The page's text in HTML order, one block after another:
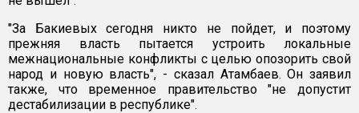
"За Бакиевых сегодня никто не пойдет, и поэтому
прежняя власть пытается устроить локальные
межнациональные конфликты с целью опозорить свой
народ и новую власть", - сказал Атамбаев. Он заявил
также, что временное правительство "не допустит
дестабилизации в республике".